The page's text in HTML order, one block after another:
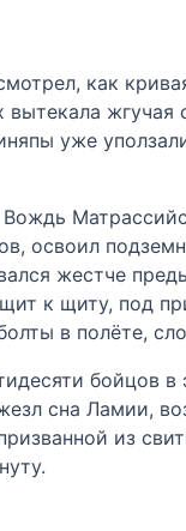
как
уже
освоил
жестче
к щиту, под
в полёте,
бойцов
сна Ламии,
из